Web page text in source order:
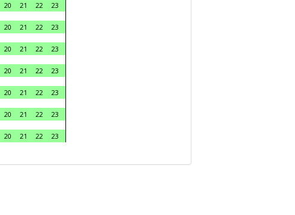
20 21 22
23
20 21 22
23
20 21 22
23
20 21 22
23
20 21 22
23
20 21 22
23
20 21 22
23